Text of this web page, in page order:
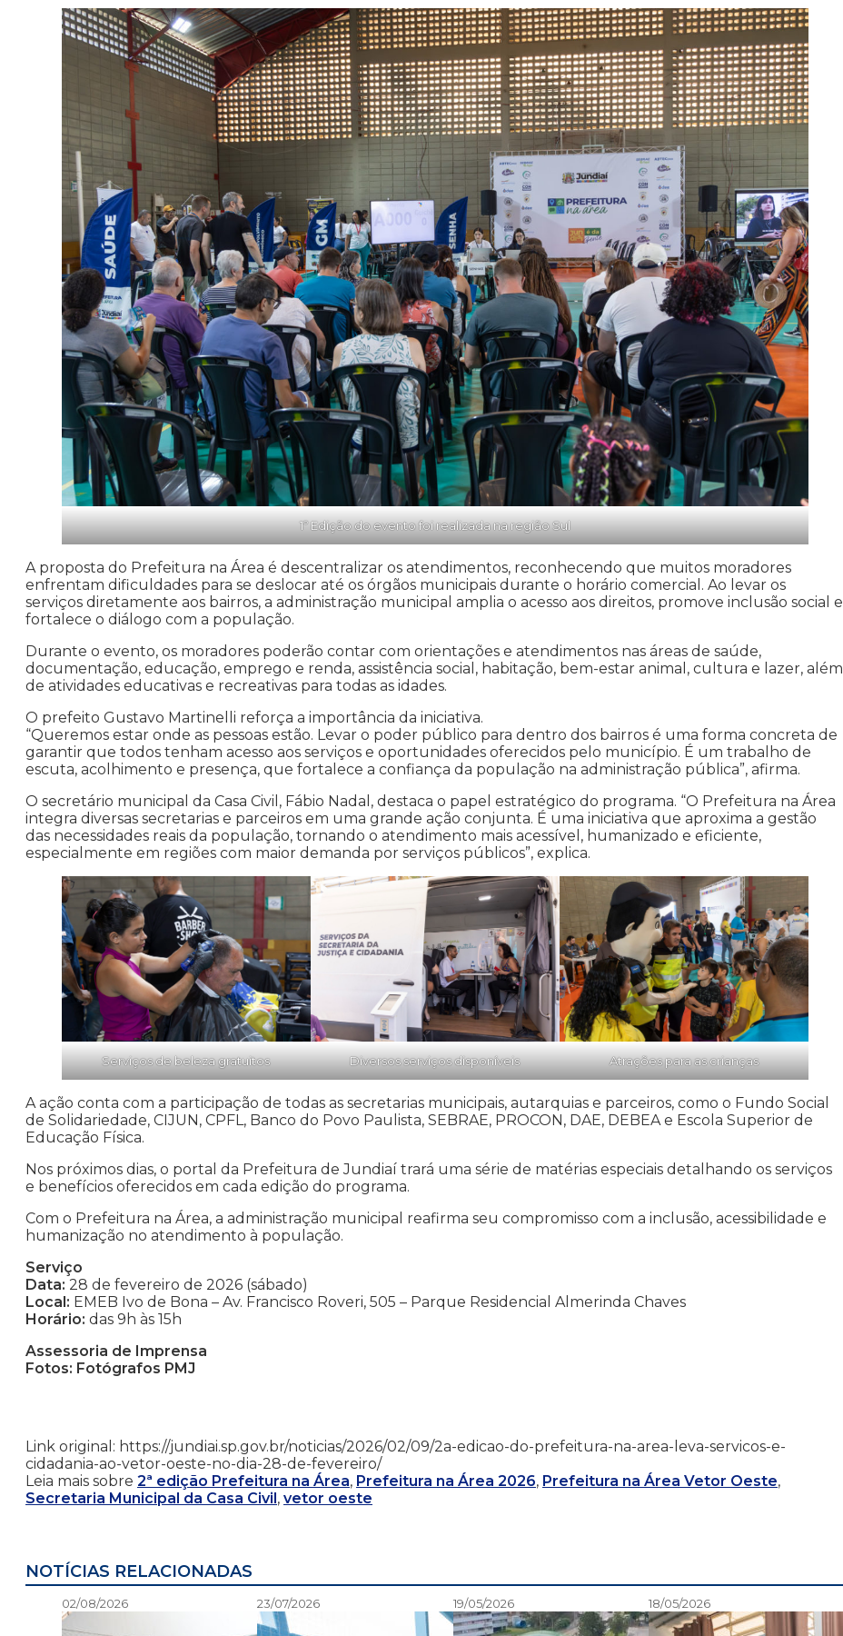
1º Edição do evento foi realizada na região Sul
A proposta do Prefeitura na Área é descentralizar os atendimentos, reconhecendo que muitos moradores
enfrentam dificuldades para se deslocar até os órgãos municipais durante o horário comercial. Ao levar os
serviços diretamente aos bairros, a administração municipal amplia o acesso aos direitos, promove inclusão social e
fortalece o diálogo com a população.
Durante o evento, os moradores poderão contar com orientações e atendimentos nas áreas de saúde,
documentação, educação, emprego e renda, assistência social, habitação, bem-estar animal, cultura e lazer, além
de atividades educativas e recreativas para todas as idades.
O prefeito Gustavo Martinelli reforça a importância da iniciativa.
“Queremos estar onde as pessoas estão. Levar o poder público para dentro dos bairros é uma forma concreta de
garantir que todos tenham acesso aos serviços e oportunidades oferecidos pelo município. É um trabalho de
escuta, acolhimento e presença, que fortalece a confiança da população na administração pública”, afirma.
O secretário municipal da Casa Civil, Fábio Nadal, destaca o papel estratégico do programa. “O Prefeitura na Área
integra diversas secretarias e parceiros em uma grande ação conjunta. É uma iniciativa que aproxima a gestão
das necessidades reais da população, tornando o atendimento mais acessível, humanizado e eficiente,
especialmente em regiões com maior demanda por serviços públicos”, explica.
Serviços de beleza gratuitos Diversos serviços disponíveis Atrações para as crianças
A ação conta com a participação de todas as secretarias municipais, autarquias e parceiros, como o Fundo Social
de Solidariedade, CIJUN, CPFL, Banco do Povo Paulista, SEBRAE, PROCON, DAE, DEBEA e Escola Superior de
Educação Física.
Nos próximos dias, o portal da Prefeitura de Jundiaí trará uma série de matérias especiais detalhando os serviços
e benefícios oferecidos em cada edição do programa.
Com o Prefeitura na Área, a administração municipal reafirma seu compromisso com a inclusão, acessibilidade e
humanização no atendimento à população.
Serviço
Data: 28 de fevereiro de 2026 (sábado)
Local: EMEB Ivo de Bona – Av. Francisco Roveri, 505 – Parque Residencial Almerinda Chaves
Horário: das 9h às 15h
Assessoria de Imprensa
Fotos: Fotógrafos PMJ
Link original: https://jundiai.sp.gov.br/noticias/2026/02/09/2a-edicao-do-prefeitura-na-area-leva-servicos-e-
cidadania-ao-vetor-oeste-no-dia-28-de-fevereiro/
Leia mais sobre 2ª edição Prefeitura na Área, Prefeitura na Área 2026, Prefeitura na Área Vetor Oeste,
Secretaria Municipal da Casa Civil , vetor oeste
NOTÍCIAS RELACIONADAS
02/08/2026 23/07/2026 19/05/2026 18/05/2026